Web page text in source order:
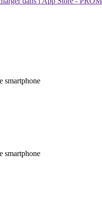
smartphone
smartphone